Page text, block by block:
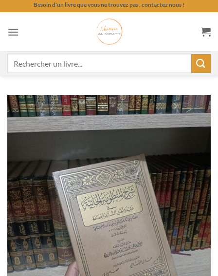
contenu
Besoin d'un livre que vous ne trouvez pas , contactez nous !